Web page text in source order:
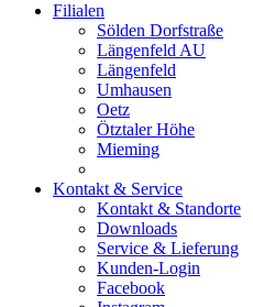
Filialen
Sölden Dorfstraße
Längenfeld AU
Längenfeld
Umhausen
Oetz
Ötztaler Höhe
Mieming
Kontakt & Service
Kontakt & Standorte
Downloads
Service & Lieferung
Kunden-Login
Facebook